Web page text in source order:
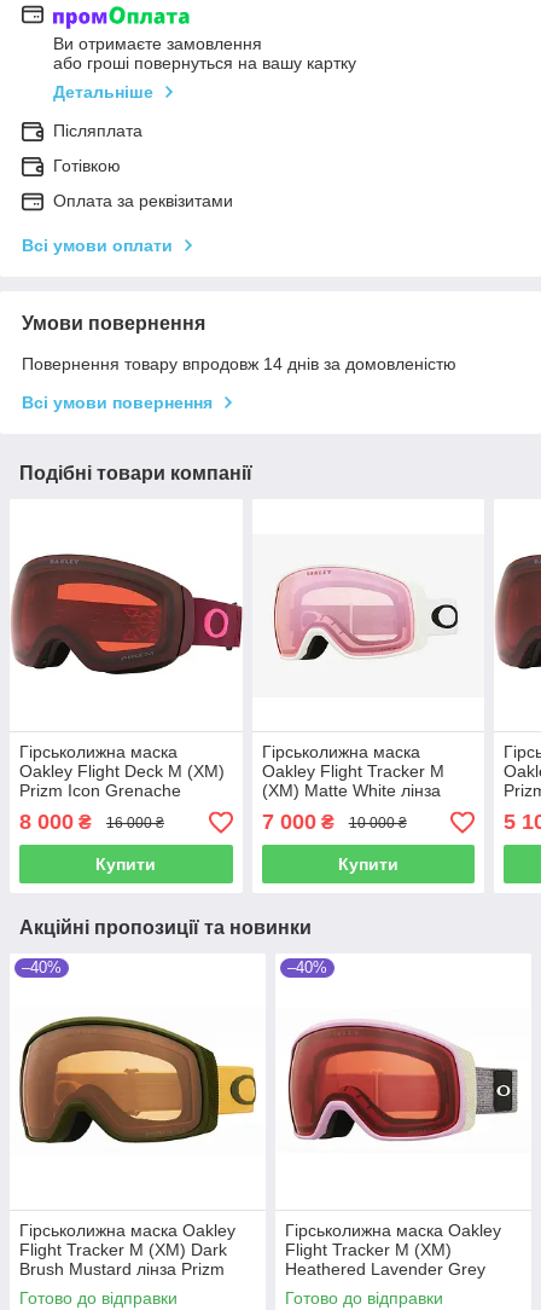
Ви отримаєте замовлення
або гроші повернуться на вашу картку
Детальніше
Післяплата
Готівкою
Оплата за реквізитами
Всі умови оплати
Умови повернення
Повернення товару впродовж 14 днів за домовленістю
Всі умови повернення
Подібні товари компанії
Гірськолижна маска
Oakley Flight Deck M (XM)
Prizm Icon Grenache
Rubine 2 Лінзи Prizm Torch
Iridium / Prizm Rose
8 000 ₴ 16 000 ₴
Купити
Гірськолижна маска
Oakley Flight Tracker M
(XM) Matte White лінза
Prizm Hi Pink + Кейс
7 000₴ 10 000 ₴
Купити
5
Акційні пропозиції та новинки
–40%
Гірськолижна маска Oakley
Flight Tracker M (XM) Dark
Brush Mustard лінза Prizm
Persimmon
Готово до відправки
–40%
Гірськолижна маска Oakley
Flight Tracker M (XM)
Heathered Lavender Grey
лінза Prizm Rose
Готово до відправки